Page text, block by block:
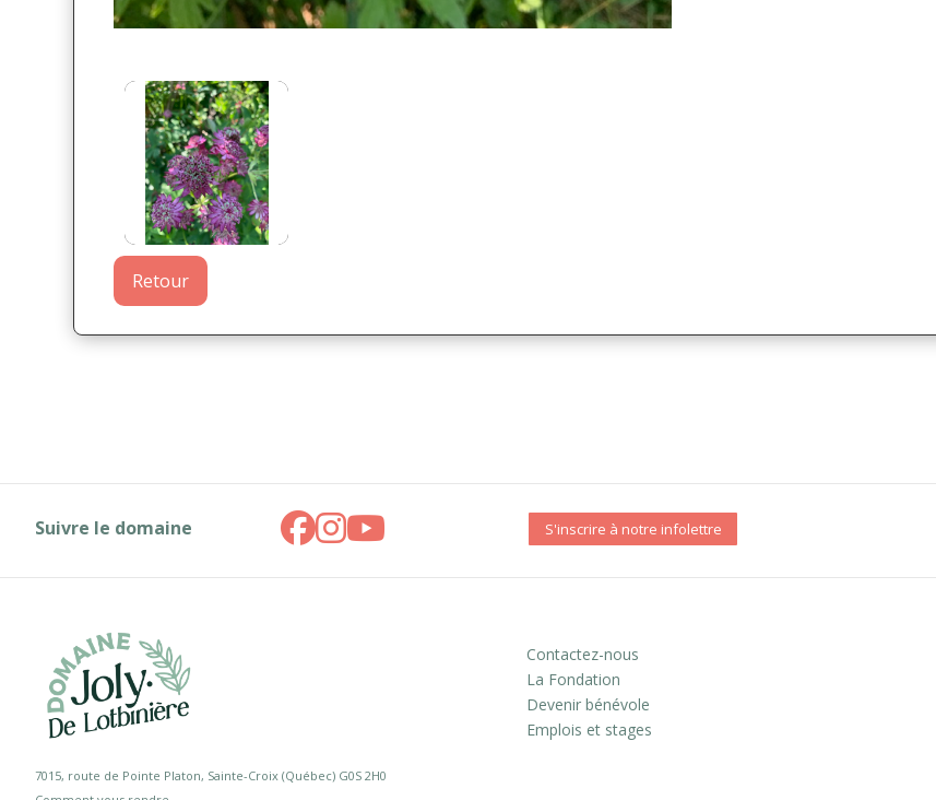
Retour
Suivre le domaine S'inscrire à notre infolettre
7015, route de Pointe Platon, Sainte-Croix (Québec) G0S 2H0
Contactez-nous
La Fondation
Devenir bénévole
Emplois et stages